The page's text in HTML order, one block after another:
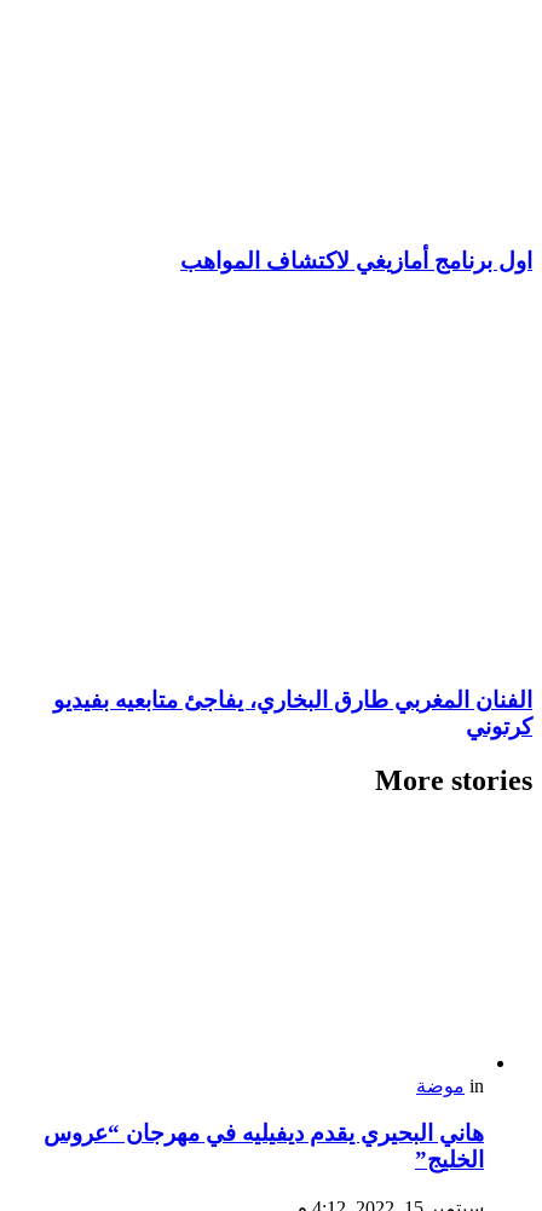
اول برنامج أمازيغي لاكتشاف المواهب
الفنان المغربي طارق البخاري، يفاجئ متابعيه بفيديو
كرتوني
More stories
in موضة
هاني البحيري يقدم ديفيليه في مهرجان “عروس
الخليج”